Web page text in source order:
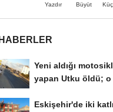
Yazdır Büyüt
Yeni aldığı
yapan Utku öldü; o
Eskişehir'de iki